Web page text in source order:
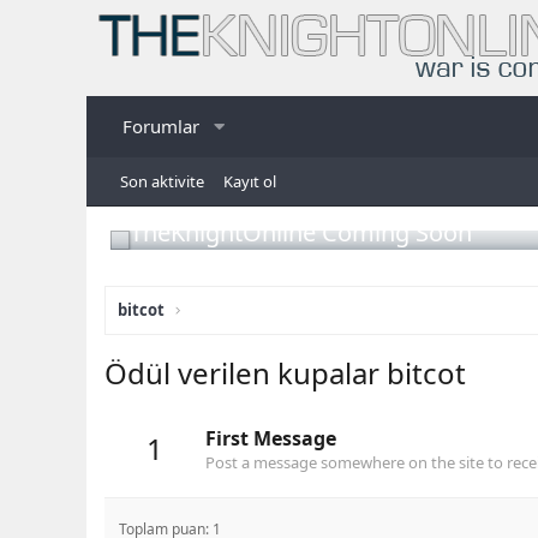
Forumlar
Son aktivite Kayıt ol
TheKnightOnline Coming Soon
bitcot
Ödül verilen kupalar bitcot
1
First Message
Post a message somewhere on the site to
Toplam puan: 1